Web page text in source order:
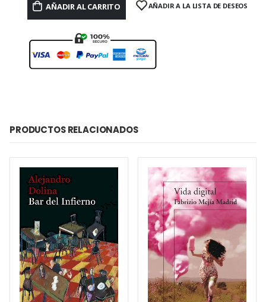
AÑADIR AL CARRITO AÑADIR A LA LISTA DE DESEOS
PRODUCTOS RELACIONADOS